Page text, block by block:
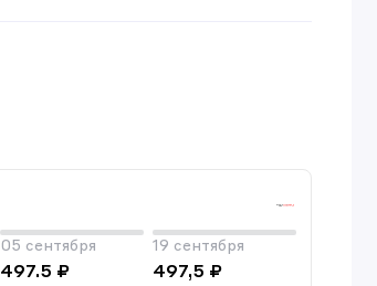
05 сентября
497.5 ₽
19 сентября
497,5 ₽